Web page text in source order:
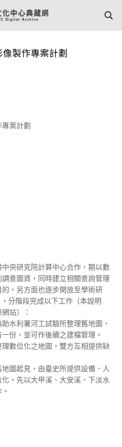
製作專案計劃
案計劃
中央研究院計算中心合作，期以數
查圖資，同時建立相關查詢管理
的，另方面也逐步開放至學術研
分階段完成以下工作（本說明
站）：
水利署河工試驗所整理舊地圖，
份，並可作後續之建檔管理。
數位化之地圖，雙方互相提供缺
圖起見，由臺史所提供設備、人
。先以大甲溪 、 大安溪 、 下淡水